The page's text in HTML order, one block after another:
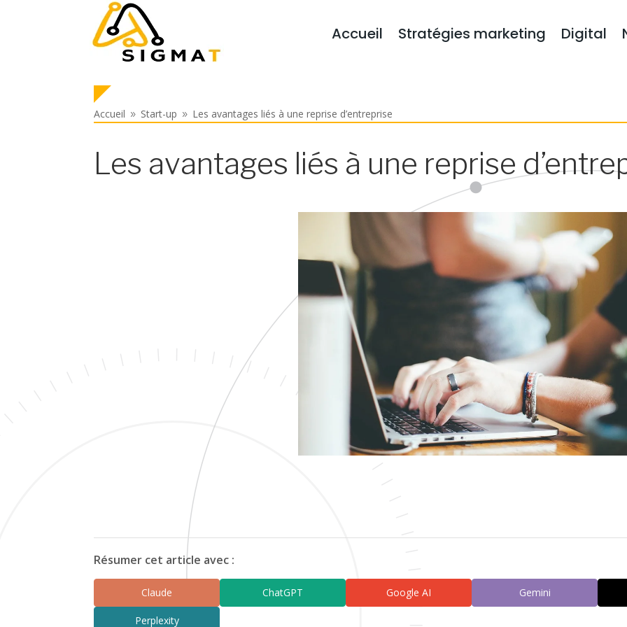
Accueil Stratégies marketing Digital
Accueil 9 Start-up 9 Les avantages liés à une reprise d’entreprise
Les avantages liés à une reprise
Résumer cet article avec :
Claude ChatGPT Google AI Gemini
Perplexity